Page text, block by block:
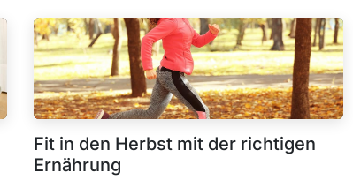
Fit in den Herbst mit der richtigen
Ernährung